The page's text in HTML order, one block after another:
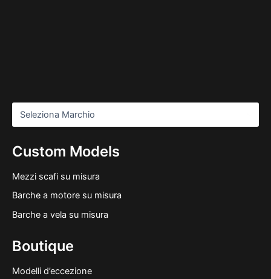
Custom Models
Mezzi scafi su misura
Barche a motore su misura
Barche a vela su misura
Boutique
Modelli d’eccezione